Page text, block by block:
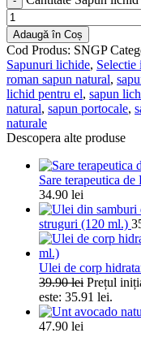
Adaugă în Coș
Cod Produs: SNGP
Sapunuri lichide,
roman sapun natural,
lichid pentru el, sapun
natural, sapun portocale,
naturale
Descopera alte produse
Sare terapeutica
34.90 lei
struguri (120 ml.)
Ulei de corp
39.90lei Prețul
este: 35.91 lei.
47.90 lei